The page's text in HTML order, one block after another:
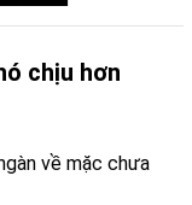
chịu hơn
về mặc chưa